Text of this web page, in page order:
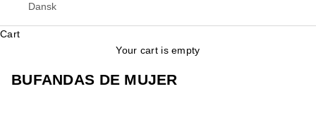
Dansk
Cart
Your cart is empty
BUFANDAS DE MUJER